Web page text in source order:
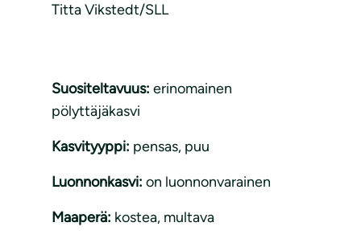
Titta Vikstedt/SLL
Suositeltavuus: erinomainen
pölyttäjäkasvi
Kasvityyppi: pensas, puu
Luonnonkasvi: on luonnonvarainen
Maaperä: kostea, multava